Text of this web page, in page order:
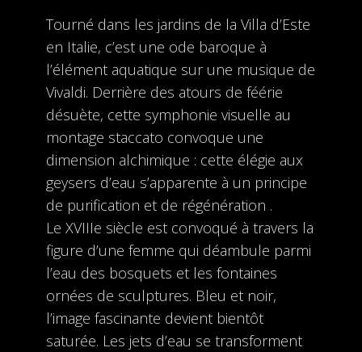
Tourné dans les jardins de la Villa d’Este
en Italie, c’est une ode baroque à
l’élément aquatique sur une musique de
Vivaldi. Derrière des atours de féérie
désuète, cette symphonie visuelle au
montage staccato convoque une
dimension alchimique : cette élégie aux
geysers d’eau s’apparente à un principe
de purification et de régénération .
Le XVIIIe siècle est convoqué à travers la
figure d’une femme qui déambule parmi
l’eau des bosquets et les fontaines
ornées de sculptures. Bleu et noir,
l’image fascinante devient bientôt
saturée. Les jets d’eau se transforment